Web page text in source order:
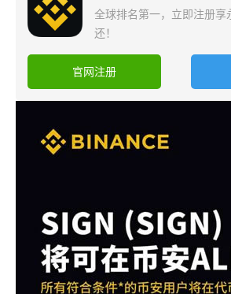
全球排名第一，立即注册享
还！
官网注册